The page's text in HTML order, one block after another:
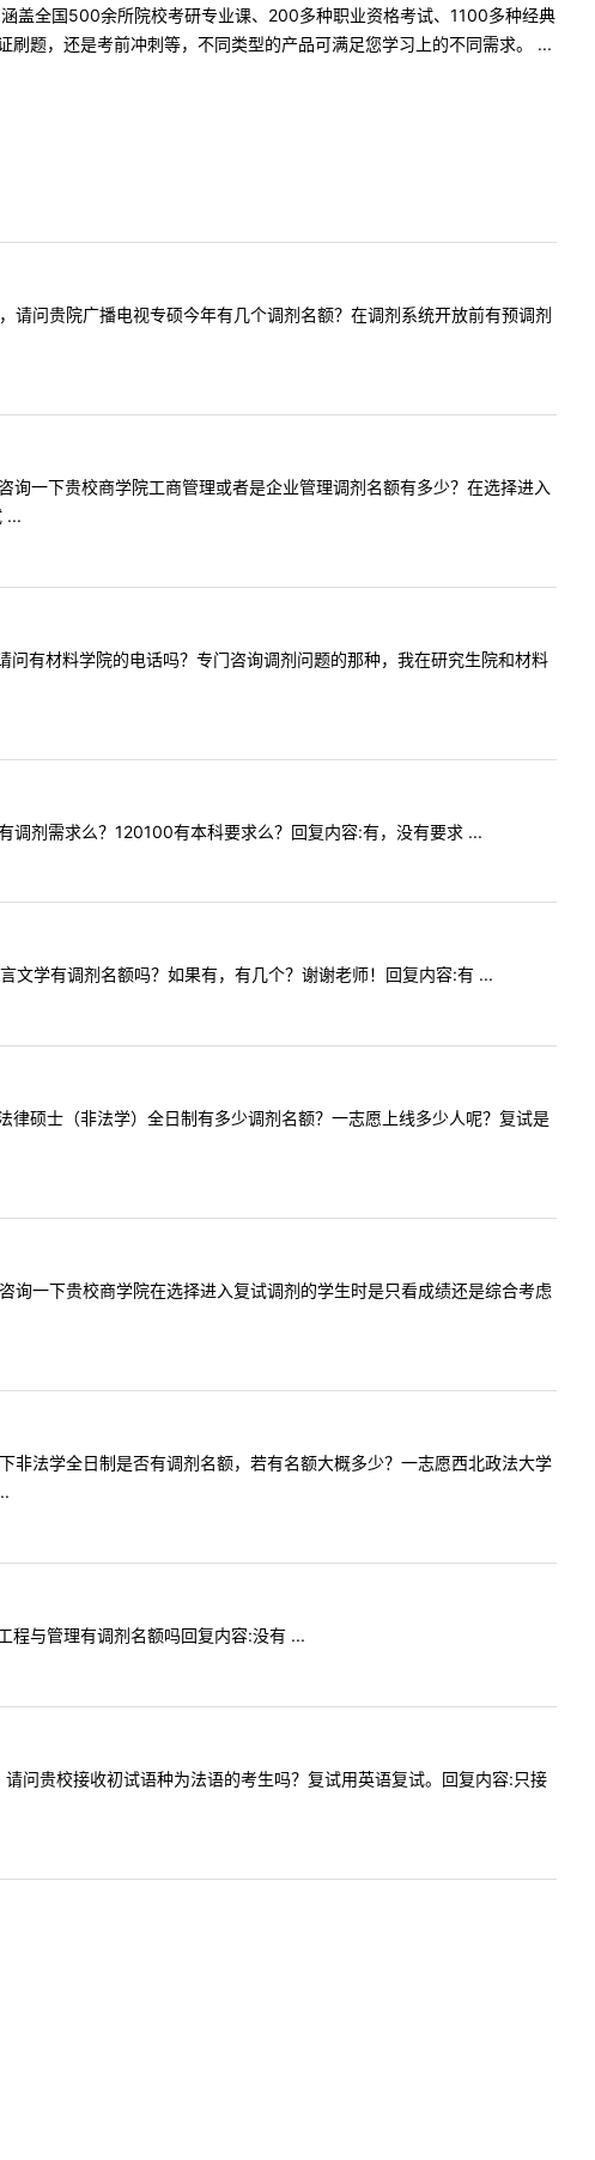
盖全国500余所院校考研专业课、200多种职业资格考试、1100多种经典
题，还是考前冲刺等，不同类型的产品可满足您学习上的不同需求。 ...
问贵院广播电视专硕今年有几个调剂名额？在调剂系统开放前有预调剂
一下贵校商学院工商管理或者是企业管理调剂名额有多少？在选择进入
...
有材料学院的电话吗？专门咨询调剂问题的那种，我在研究生院和材料
剂需求么？120100有本科要求么？回复内容:有，没有要求 ...
学有调剂名额吗？如果有，有几个？谢谢老师！回复内容:有 ...
硕士（非法学）全日制有多少调剂名额？一志愿上线多少人呢？复试是
一下贵校商学院在选择进入复试调剂的学生时是只看成绩还是综合考虑
法学全日制是否有调剂名额，若有名额大概多少？一志愿西北政法大学
与管理有调剂名额吗回复内容:没有 ...
贵校接收初试语种为法语的考生吗？复试用英语复试。回复内容:只接